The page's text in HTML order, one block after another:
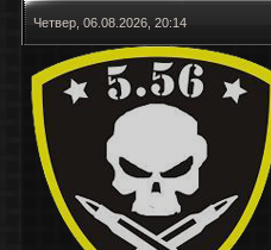
Четвер, 06.08.2026, 20:14